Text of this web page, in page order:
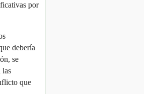
por
debería
se
las
que